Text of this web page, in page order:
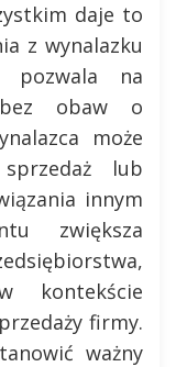
daje to
z wynalazku
pozwala na
bez obaw o
może
lub
innym
zwiększa
firmy.
ważny